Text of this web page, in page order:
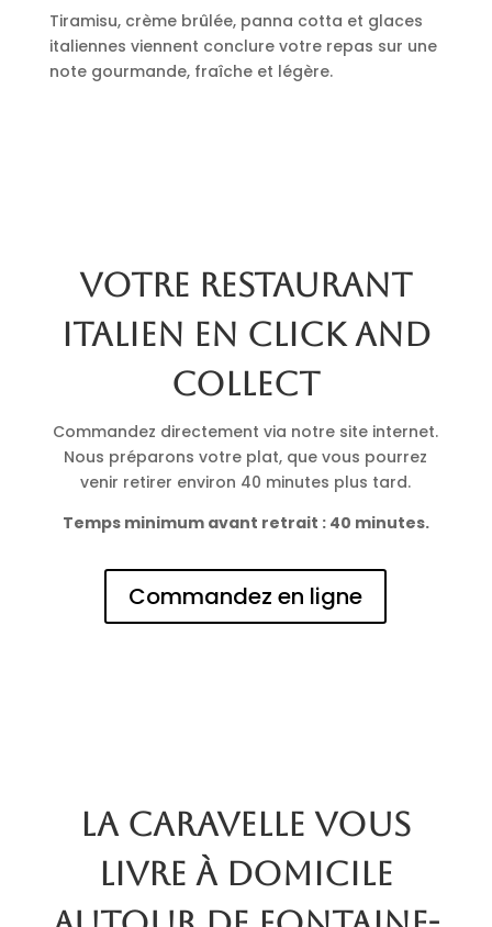
Tiramisu, crème brûlée, panna cotta et glaces
italiennes viennent conclure votre repas sur une
note gourmande, fraîche et légère.
Votre restaurant
italien en click and
collect
Commandez directement via notre site internet.
Nous préparons votre plat, que vous pourrez
venir retirer environ 40 minutes plus tard.
Temps minimum avant retrait : 40 minutes.
Commandez en ligne
La Caravelle vous
livre à domicile